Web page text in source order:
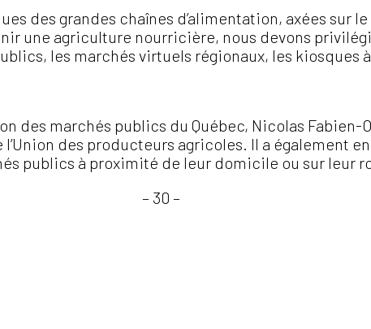
des grandes chaînes d’alimentation, axées sur
une agriculture nourricière, nous devons
les marchés virtuels régionaux, les kiosques
des marchés publics du Québec, Nicolas Fabien-
des producteurs agricoles. Il a également
publics à proximité de leur domicile ou sur leur
– 30 –